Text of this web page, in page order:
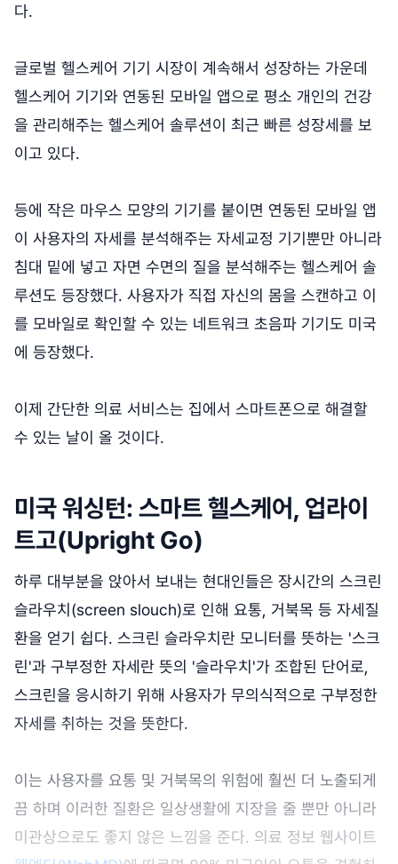
다.
글로벌 헬스케어 기기 시장이 계속해서 성장하는 가운데
헬스케어 기기와 연동된 모바일 앱으로 평소 개인의 건강
을 관리해주는 헬스케어 솔루션이 최근 빠른 성장세를 보
이고 있다.
등에 작은 마우스 모양의 기기를 붙이면 연동된 모바일 앱
이 사용자의 자세를 분석해주는 자세교정 기기뿐만 아니라
침대 밑에 넣고 자면 수면의 질을 분석해주는 헬스케어 솔
루션도 등장했다. 사용자가 직접 자신의 몸을 스캔하고 이
를 모바일로 확인할 수 있는 네트워크 초음파 기기도 미국
에 등장했다.
이제 간단한 의료 서비스는 집에서 스마트폰으로 해결할
수 있는 날이 올 것이다.
미국 워싱턴: 스마트 헬스케어, 업라이
트고(Upright Go)
하루 대부분을 앉아서 보내는 현대인들은 장시간의 스크린
슬라우치(screen slouch)로 인해 요통, 거북목 등 자세질
환을 얻기 쉽다. 스크린 슬라우치란 모니터를 뜻하는 '스크
린'과 구부정한 자세란 뜻의 '슬라우치'가 조합된 단어로,
스크린을 응시하기 위해 사용자가 무의식적으로 구부정한
자세를 취하는 것을 뜻한다.
이는 사용자를 요통 및 거북목의 위험에 훨씬 더 노출되게
끔 하며 이러한 질환은 일상생활에 지장을 줄 뿐만 아니라
미관상으로도 좋지 않은 느낌을 준다. 의료 정보 웹사이트